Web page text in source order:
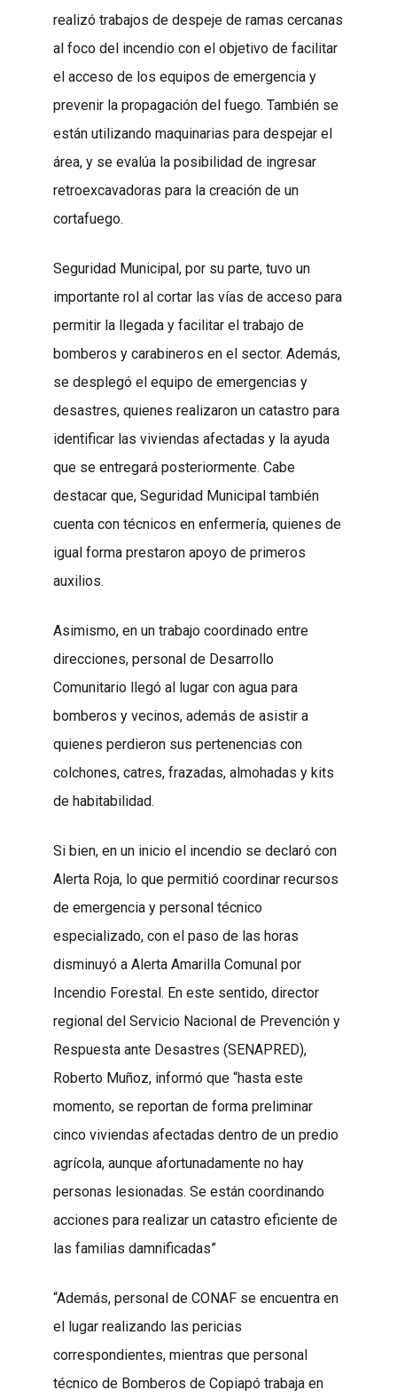
realizó trabajos de despeje de ramas cercanas
al foco del incendio con el objetivo de facilitar
el acceso de los equipos de emergencia y
prevenir la propagación del fuego. También se
están utilizando maquinarias para despejar el
área, y se evalúa la posibilidad de ingresar
retroexcavadoras para la creación de un
cortafuego.
Seguridad Municipal, por su parte, tuvo un
importante rol al cortar las vías de acceso para
permitir la llegada y facilitar el trabajo de
bomberos y carabineros en el sector. Además,
se desplegó el equipo de emergencias y
desastres, quienes realizaron un catastro para
identificar las viviendas afectadas y la ayuda
que se entregará posteriormente. Cabe
destacar que, Seguridad Municipal también
cuenta con técnicos en enfermería, quienes de
igual forma prestaron apoyo de primeros
auxilios.
Asimismo, en un trabajo coordinado entre
direcciones, personal de Desarrollo
Comunitario llegó al lugar con agua para
bomberos y vecinos, además de asistir a
quienes perdieron sus pertenencias con
colchones, catres, frazadas, almohadas y kits
de habitabilidad.
Si bien, en un inicio el incendio se declaró con
Alerta Roja, lo que permitió coordinar recursos
de emergencia y personal técnico
especializado, con el paso de las horas
disminuyó a Alerta Amarilla Comunal por
Incendio Forestal. En este sentido, director
regional del Servicio Nacional de Prevención y
Respuesta ante Desastres (SENAPRED),
Roberto Muñoz, informó que “hasta este
momento, se reportan de forma preliminar
cinco viviendas afectadas dentro de un predio
agrícola, aunque afortunadamente no hay
personas lesionadas. Se están coordinando
acciones para realizar un catastro eficiente de
las familias damnificadas”
“Además, personal de CONAF se encuentra en
el lugar realizando las pericias
correspondientes, mientras que personal
técnico de Bomberos de Copiapó trabaja en